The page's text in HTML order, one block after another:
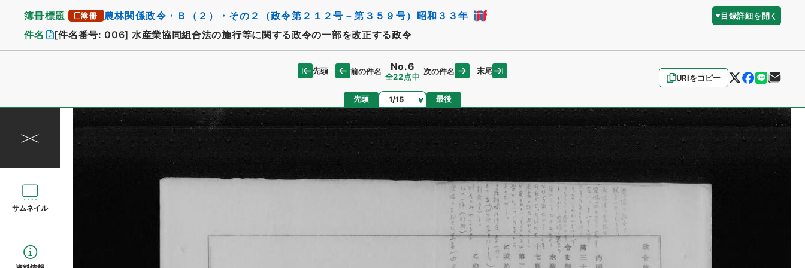
簿冊標題 簿冊 農林関係政令・Ｂ（２）・その２（政令第２１２号－第３５９号）昭和３３年 目録詳細を開く
件名 [件名番号: 006] 水産業協同組合法の施行等に関する政令の一部を改正する政令
URIをコピー
先頭 前の件名 No.6
全22点中
次の件名 末尾
先頭 ページ 最後
サムネイル